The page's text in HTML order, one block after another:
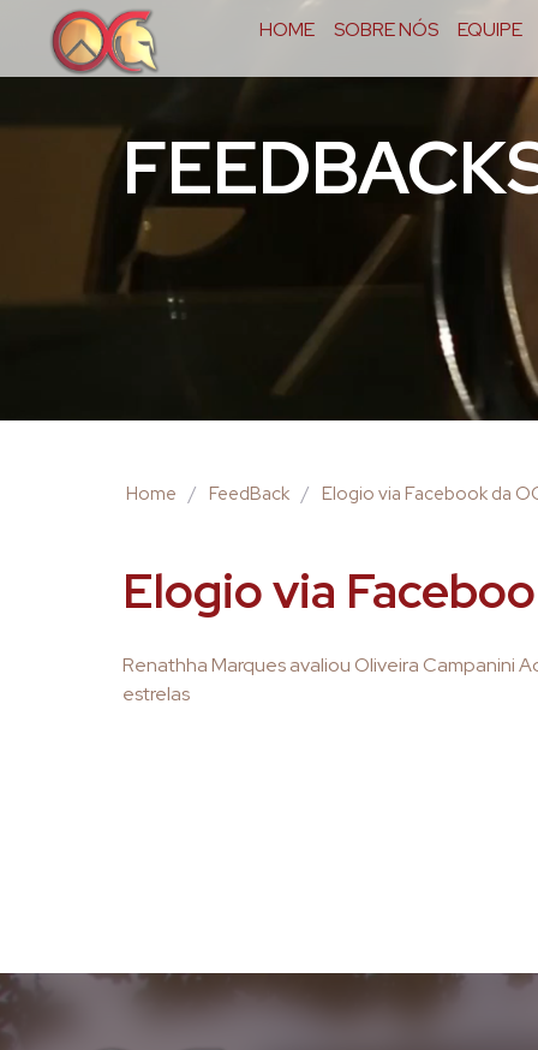
HOME SOBRE NÓS EQUIPE
Home / FeedBack / Elogio via Facebook da
Elogio via
Renathha Marques avaliou Oliveira Campanini
estrelas